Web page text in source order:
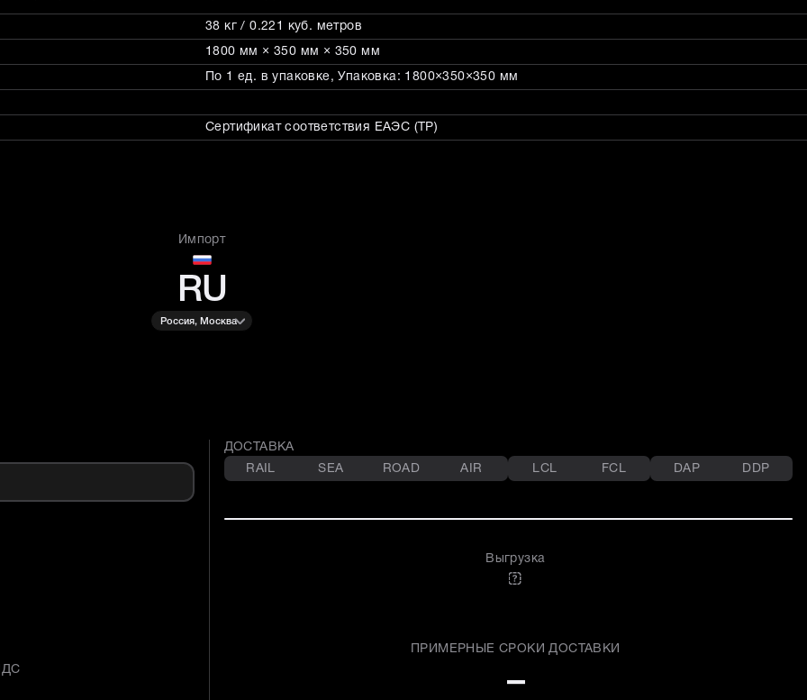
38 кг / 0.221 куб. метров
1800 мм × 350 мм × 350 мм
По 1 ед. в упаковке, Упаковка: 1800×350×350 мм
Сертификат соответствия ЕАЭС (ТР)
Импорт
RU
Россия, Москва
ДОСТАВКА
RAIL
SEA ROAD AIR LCL FCL DAP DDP
Выгрузка
ПРИМЕРНЫЕ СРОКИ ДОСТАВКИ
–